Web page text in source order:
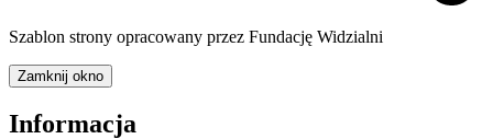
Szablon strony opracowany przez Fundację Widzialni
Zamknij okno
Informacja